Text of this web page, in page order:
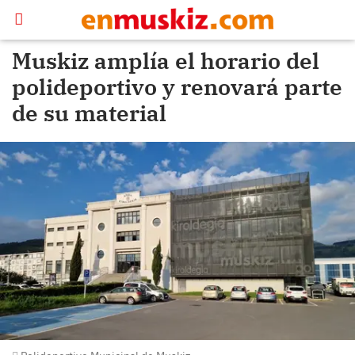
Muskiz amplía el horario del
polideportivo y renovará parte
de su material